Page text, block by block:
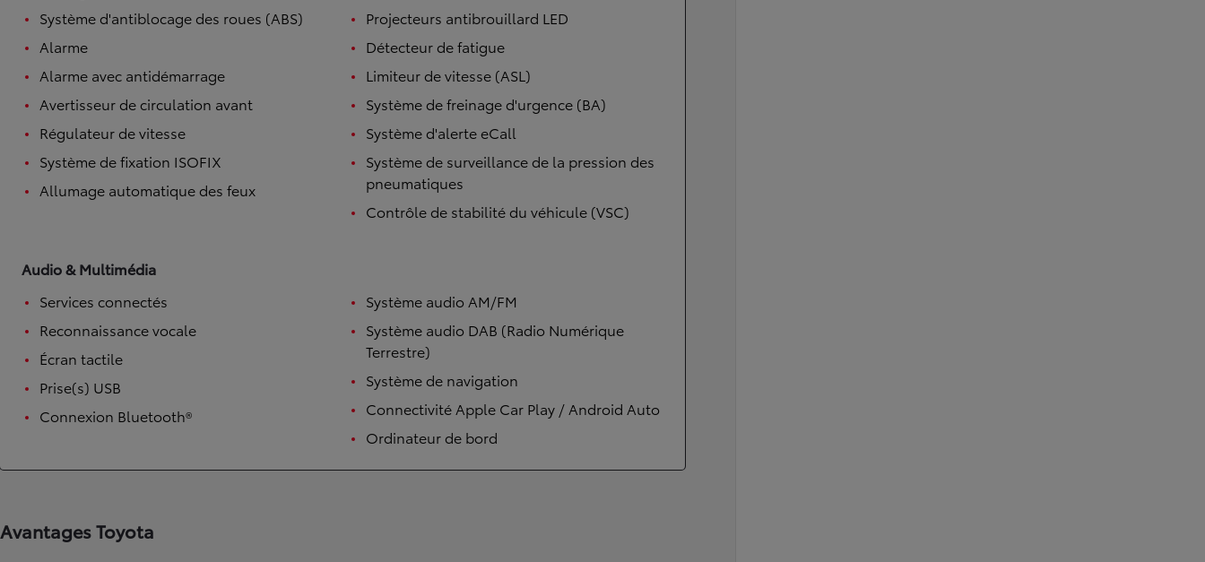
HYBRIDE OU HYBRIDE RECHARGEABLE
Système d'antiblocage des roues (ABS)
Alarme
Alarme avec antidémarrage
Avertisseur de circulation avant
Régulateur de vitesse
Système de fixation ISOFIX
Allumage automatique des feux
Projecteurs antibrouillard LED
Détecteur de fatigue
Limiteur de vitesse (ASL)
Système de freinage d'urgence (BA)
Système d'alerte eCall
Système de surveillance de la pression des
pneumatiques
Contrôle de stabilité du véhicule (VSC)
Audio & Multimédia
Services connectés
Reconnaissance vocale
Écran tactile
Prise(s) USB
Connexion Bluetooth®
Système audio AM/FM
Système audio DAB (Radio Numérique
Terrestre)
Système de navigation
Connectivité Apple Car Play / Android Auto
Ordinateur de bord
Avantages Toyota